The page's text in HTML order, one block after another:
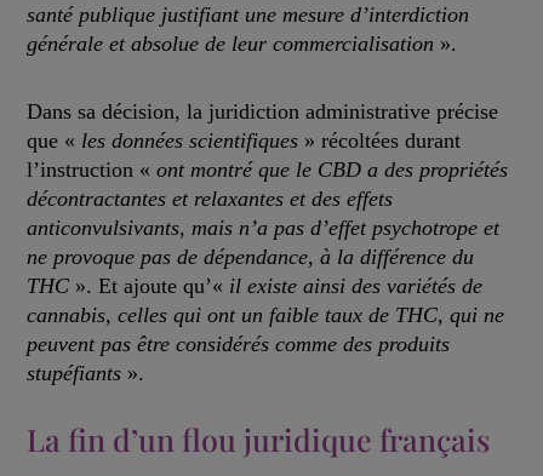
santé publique justifiant une mesure d’interdiction
générale et absolue de leur commercialisation ».
Dans sa décision, la juridiction administrative précise
que « les données scientifiques » récoltées durant
l’instruction «ont montré que le CBD a des propriétés
décontractantes et relaxantes et des effets
anticonvulsivants, mais n’a pas d’effet psychotrope et
ne provoque pas de dépendance, à la différence du
THC ». Et ajoute qu’« il existe ainsi des variétés de
cannabis, celles qui ont un faible taux de THC, qui ne
peuvent pas être considérés comme des produits
stupéfiants ».
La fin d’un flou juridique français